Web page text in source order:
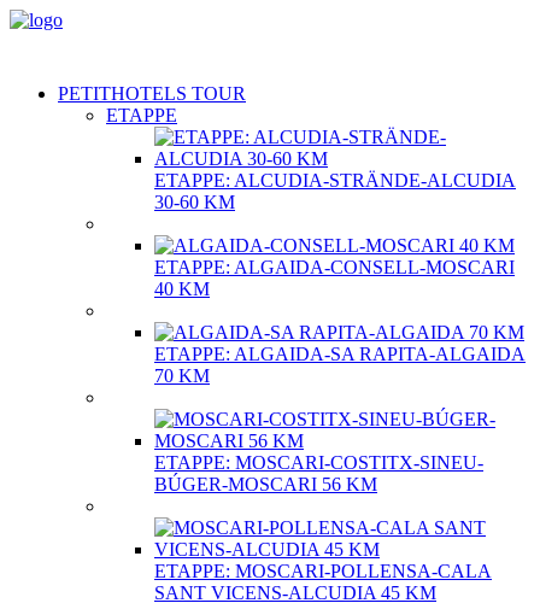
PETITHOTELS TOUR
ETAPPE
ETAPPE: ALCUDIA-STRÄNDE-ALCUDIA
30-60 KM
ETAPPE: ALGAIDA-CONSELL-MOSCARI
40 KM
ETAPPE: ALGAIDA-SA RAPITA-ALGAIDA
70 KM
ETAPPE: MOSCARI-COSTITX-SINEU-
BÚGER-MOSCARI 56 KM
ETAPPE: MOSCARI-POLLENSA-CALA
SANT VICENS-ALCUDIA 45 KM